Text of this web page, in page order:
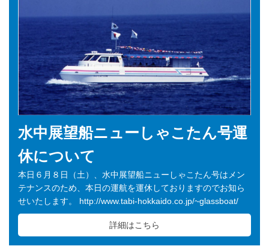
水中展望船ニューしゃこたん号運
休について
本日６月８日（土）、水中展望船ニューしゃこたん号はメン
テナンスのため、本日の運航を運休しておりますのでお知ら
せいたします。 http://www.tabi-hokkaido.co.jp/~glassboat/
詳細はこちら